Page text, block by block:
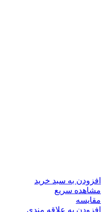
افزودن به سبد خرید
مشاهده سریع
مقایسه
افزودن به علاقه مندی